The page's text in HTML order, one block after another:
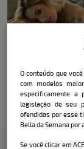
O conteúdo que
com modelos
especificamente a
legislação de seu
ofendidas por esse
Bella da Semana por
Se você clicar em